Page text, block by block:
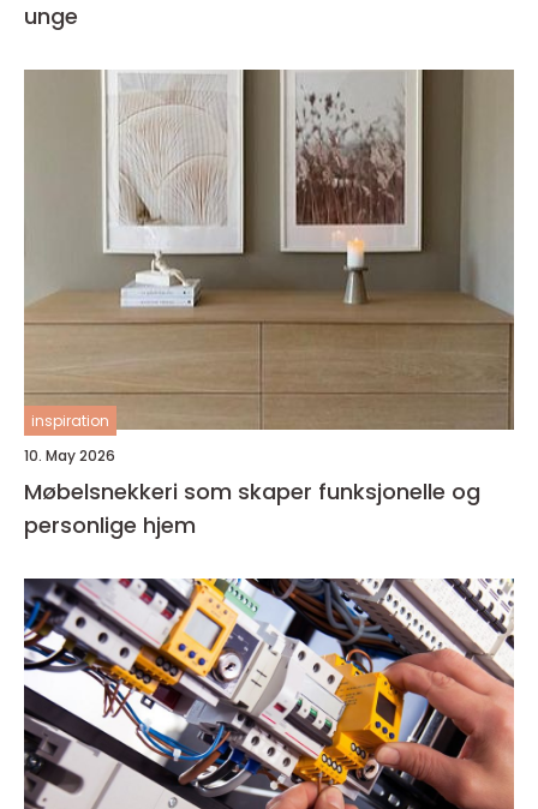
unge
inspiration
10. May 2026
Møbelsnekkeri som skaper funksjonelle og
personlige hjem